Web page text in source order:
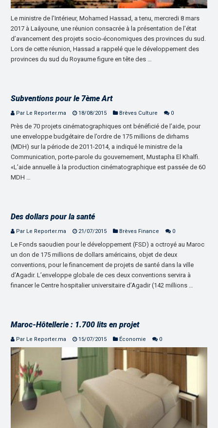
Le ministre de l’Intérieur, Mohamed Hassad, a tenu, mercredi 8 mars
2017 à Laâyoune, une réunion consacrée à la présentation de l’état
d’avancement des projets socio-économiques des provinces du sud.
Lors de cette réunion, Hassad a rappelé que le développement des
provinces du sud du Royaume figure en tête des …
Subventions pour le 7ème Art
Par Le Reporter.ma 18/08/2015 Brèves Culture 0
Près de 70 projets cinématographiques ont bénéficié de l’aide, pour
une enveloppe budgétaire de l’ordre de 175 millions de dirhams
(MDH) sur la période de 2011-2014, a indiqué le ministre de la
Communication, porte-parole du gouvernement, Mustapha El Khalfi.
«L’aide annuelle à la production cinématographique est passée de 60
MDH …
Des dollars pour la santé
Par Le Reporter.ma 21/07/2015 Brèves Finance 0
Le Fonds saoudien pour le développement (FSD) a octroyé au Maroc
un don de 175 millions de dollars américains, objet de deux
conventions, pour le financement de projets de santé dans la ville
d’Agadir. L’enveloppe globale de ces deux conventions servira à
financer le Centre hospitalier universitaire d’Agadir (142 millions …
Maroc-Hôtellerie : 1.700 lits en projet
Par Le Reporter.ma 15/07/2015 Économie 0